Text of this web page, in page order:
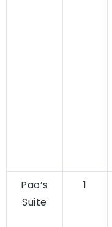
Pao’s
Suite
1